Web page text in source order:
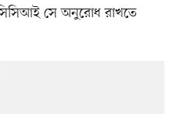
সে অনুরোধ রাখতে